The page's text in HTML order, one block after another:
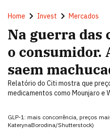
Home Invest Mercados
Na guerra das
o consumidor.
saem
Relatório do Citi mostra que
medicamentos como Mounjaro e
GLP-1: mais concorrência, preços
KaterynaBorodina/Shutterstock)